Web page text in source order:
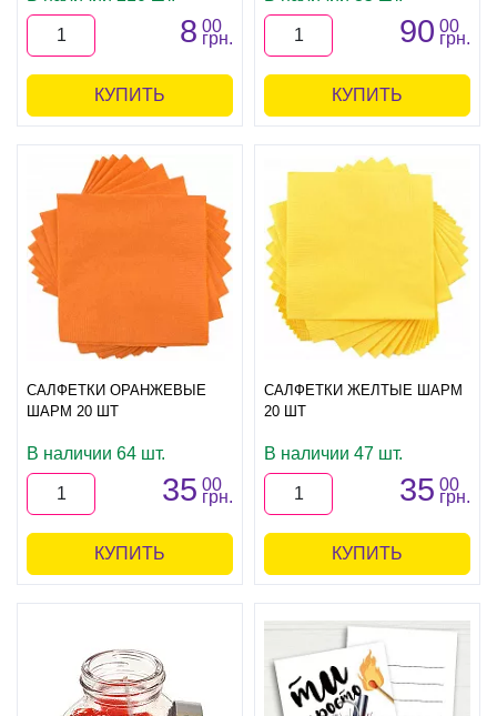
8 00
грн.
КУПИТЬ
90 00
грн.
КУПИТЬ
САЛФЕТКИ ОРАНЖЕВЫЕ
ШАРМ 20 ШТ
В наличии 64 шт.
35 00
грн.
КУПИТЬ
САЛФЕТКИ ЖЕЛТЫЕ ШАРМ
20 ШТ
В наличии 47 шт.
35 00
грн.
КУПИТЬ